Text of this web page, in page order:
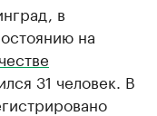
в
на
31 человек. В